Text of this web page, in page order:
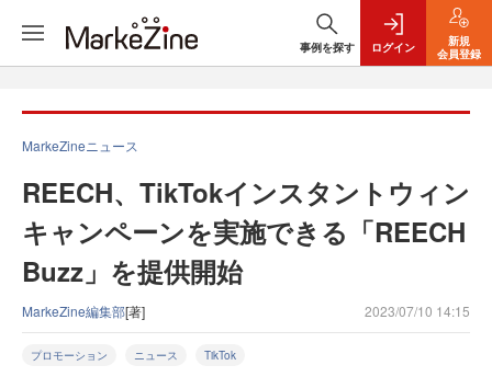
事例を探す ログイン
新規
会員登録
MarkeZineニュース
REECH、TikTokインスタントウィン
キャンペーンを実施できる「REECH
Buzz」を提供開始
MarkeZine編集部[著] 2023/07/10 14:15
プロモーション ニュース TikTok